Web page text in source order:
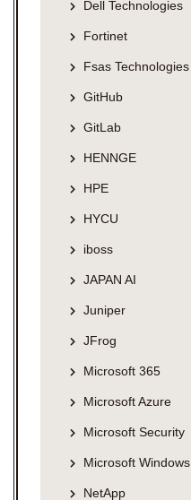
Dell Technologies
Fortinet
Fsas Technologies
GitHub
GitLab
HENNGE
HPE
HYCU
iboss
JAPAN AI
Juniper
JFrog
Microsoft 365
Microsoft Azure
Microsoft Security
Microsoft Windows
NetApp